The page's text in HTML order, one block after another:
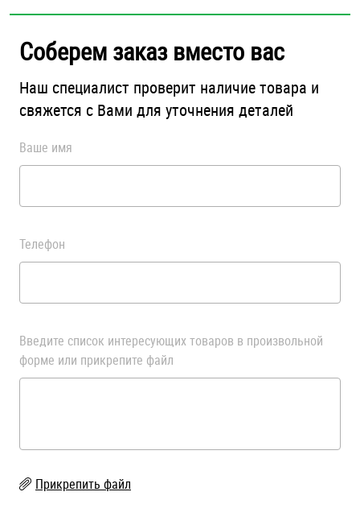
Соберем заказ вместо вас
Наш специалист проверит наличие товара и
свяжется с Вами для уточнения деталей
Ваше имя
Телефон
Введите список интересующих товаров в произвольной
форме или прикрепите файл
Прикрепить файл